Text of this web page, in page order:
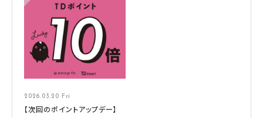
2026.03.20 Fri
【次回のポイントアップデー】